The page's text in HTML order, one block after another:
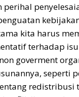
perihal
kita harus
terhadap
goverment
seperti
redistribusi